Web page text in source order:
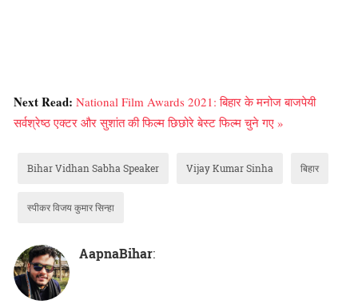
Next Read: National Film Awards 2021: बिहार के मनोज बाजपेयी
सर्वश्रेष्ठ एक्टर और सुशांत की फिल्म छिछोरे बेस्ट फिल्म चुने गए »
Bihar Vidhan Sabha Speaker Vijay Kumar Sinha बिहार
स्पीकर विजय कुमार सिन्हा
AapnaBihar: